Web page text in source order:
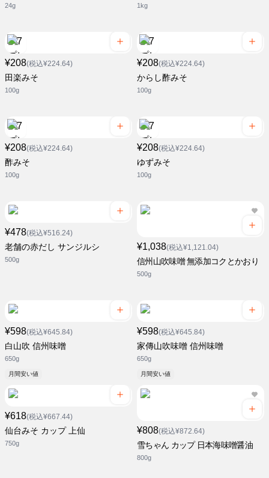
24g 1kg
¥208(税込¥224.64)
田楽みそ
100g
¥208(税込¥224.64)
からし酢みそ
100g
¥208(税込¥224.64)
酢みそ
100g
¥208(税込¥224.64)
ゆずみそ
100g
¥478(税込¥516.24)
老舗の赤だし サンジルシ
500g
¥1,038(税込¥1,121.04)
信州山吹味噌 無添加コクとかおり
500g
¥598(税込¥645.84)
白山吹 信州味噌
650g
月間安い値
¥598(税込¥645.84)
家傳山吹味噌 信州味噌
650g
月間安い値
¥618(税込¥667.44)
仙台みそ カップ 上仙
750g
¥808(税込¥872.64)
雪ちゃん カップ 日本海味噌醤油
800g